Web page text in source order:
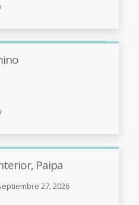
Paipa
27, 2026